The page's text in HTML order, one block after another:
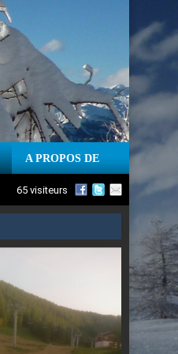
A PROPOS DE
65 visiteurs